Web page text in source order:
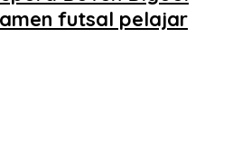
futsal pelajar